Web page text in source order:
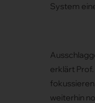
System
erklärt
weiterhin